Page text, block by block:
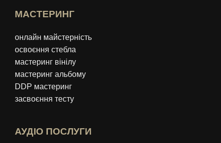
МАСТЕРИНГ
онлайн майстерність
освоєння стебла
мастеринг вінілу
мастеринг альбому
DDP мастеринг
засвоєння тесту
АУДІО ПОСЛУГИ